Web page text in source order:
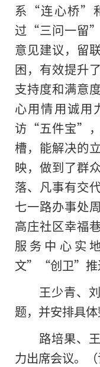
系“连心桥”
过“三问一留”
意见建议，留
困，有效提升
支持度和满意
心用情用诚
访“五件宝”，
槽，能解决的
映，做到了群
落、凡事有交
七一路办事处
高庄社区幸福
服务中心实
文”“创卫”推
王少青、
题，并安排具体
路培果、
力出席会议。（